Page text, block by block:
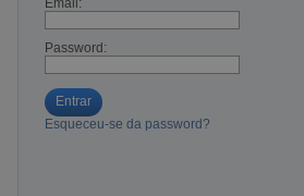
Email:
Password:
Entrar
Esqueceu-se da password?